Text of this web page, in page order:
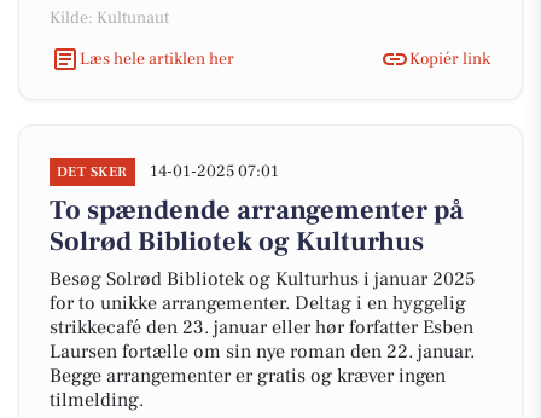
Kilde: Kultunaut
Læs hele artiklen her
Kopiér link
DET SKER 14-01-2025 07:01
To spændende arrangementer på
Solrød Bibliotek og Kulturhus
Besøg Solrød Bibliotek og Kulturhus i januar 2025
for to unikke arrangementer. Deltag i en hyggelig
strikkecafé den 23. januar eller hør forfatter Esben
Laursen fortælle om sin nye roman den 22. januar.
Begge arrangementer er gratis og kræver ingen
tilmelding.